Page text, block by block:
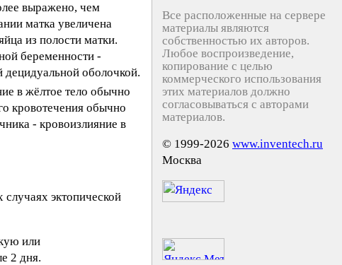
выражено, чем
матка увеличена
из полости матки.
беременности -
децидуальной оболочкой.
в жёлтое тело обычно
кровотечения обычно
- кровоизлияние в
эктопической
или
2 дня.
Все расположенные на сервере
материалы являются
собственностью их авторов.
Любое воспроизведение,
копирование с целью
коммерческого использования
этих материалов должно
согласовываться с авторами
материалов.
© 1999-2026 www.inventech.ru
Москва